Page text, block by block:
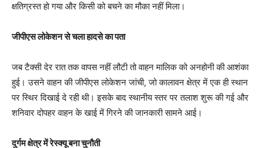
क्षतिग्रस्त हो गया और किसी को बचने का मौका नहीं मिला।
जीपीएस लोकेशन से चला हादसे का पता
जब टैक्सी देर रात तक वापस नहीं लौटी तो वाहन मालिक को अनहोनी की आशंका
हुई। उसने वाहन की जीपीएस लोकेशन जांची, जो कालावन क्षेत्र में एक ही स्थान
पर स्थिर दिखाई दे रही थी। इसके बाद स्थानीय स्तर पर तलाश शुरू की गई और
शनिवार दोपहर वाहन के खाई में गिरने की जानकारी सामने आई।
दुर्गम क्षेत्र में रेस्क्यू बना चुनौती